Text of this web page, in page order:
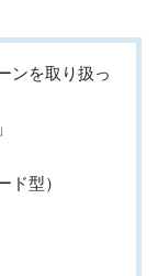
ンを取り扱っ
ド型）